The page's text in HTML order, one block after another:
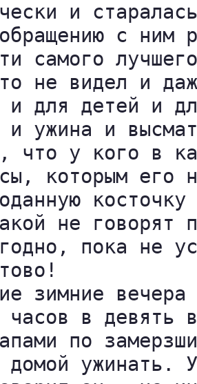
и
с
самого
не видел и
и для детей и
и ужина и
что у кого в
которым его
не говорят
пока не
зимние
часов в девять
по
ужинать.